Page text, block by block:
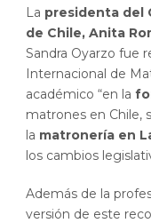
La presidenta del
de Chile, Anita
Sandra Oyarzo fue
Internacional de
académico “en la
matrones en Chile,
la matronería en
los cambios
Además de la
versión de este